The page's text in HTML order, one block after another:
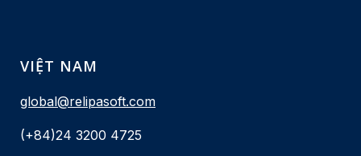
VIỆT NAM
global@relipasoft.com
(+84)24 3200 4725